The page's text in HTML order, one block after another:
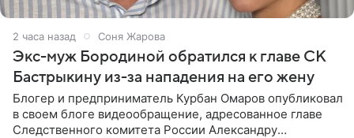
2 часа назад Соня Жарова
Экс-муж Бородиной обратился к главе СК
Бастрыкину из-за нападения на его жену
Блогер и предприниматель Курбан Омаров опубликовал
в своем блоге видеообращение, адресованное главе
Следственного комитета России Александру